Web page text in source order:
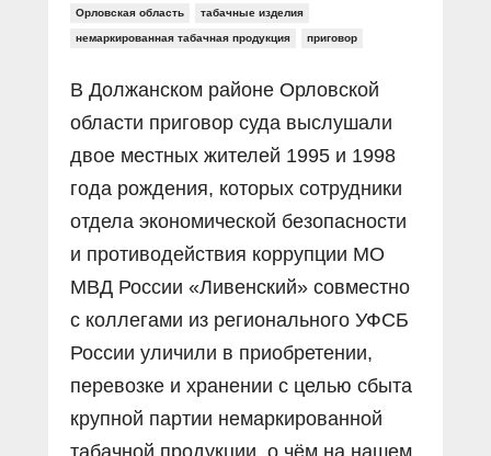
Орловская область табачные изделия
немаркированная табачная продукция приговор
В Должанском районе Орловской
области приговор суда выслушали
двое местных жителей 1995 и 1998
года рождения, которых сотрудники
отдела экономической безопасности
и противодействия коррупции МО
МВД России «Ливенский» совместно
с коллегами из регионального УФСБ
России уличили в приобретении,
перевозке и хранении с целью сбыта
крупной партии немаркированной